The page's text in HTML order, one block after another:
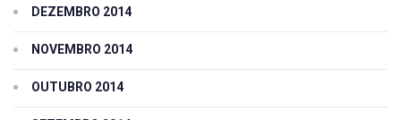
DEZEMBRO 2014
NOVEMBRO 2014
OUTUBRO 2014